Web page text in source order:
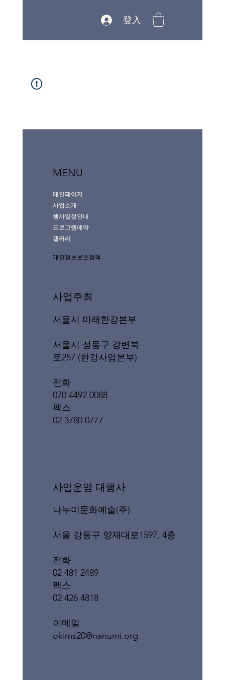
登入
MENU
메인페이지
사업소개
행사일정안내
프로그램예약
갤러리
개인정보보호정책
사업주최
서울시 미래한강본부
서울시 성동구 강변북
로257 (한강사업본부)
전화
070 4492 0088
팩스
02 3780 0777
​사업운영 대행사
나누미문화예술(주)
서울 강동구 양재대로1597, 4층
전화
02 481 2489
팩스
02 426 4818
이메일
okims20@nanumi.org